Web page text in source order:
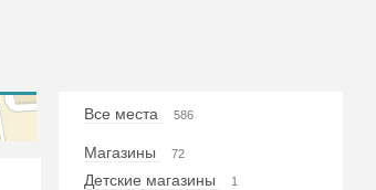
Все места 586
Магазины 72
Детские магазины 1